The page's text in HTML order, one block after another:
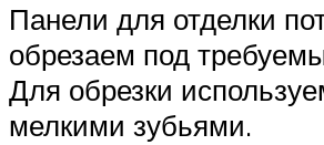
Панели для отделки
обрезаем под
Для обрезки
мелкими зубьями.